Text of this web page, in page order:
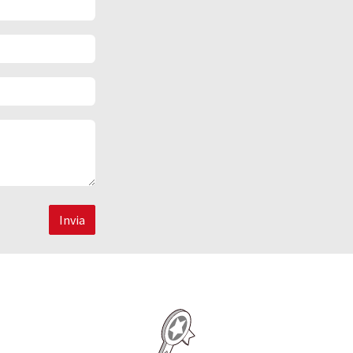
Invia